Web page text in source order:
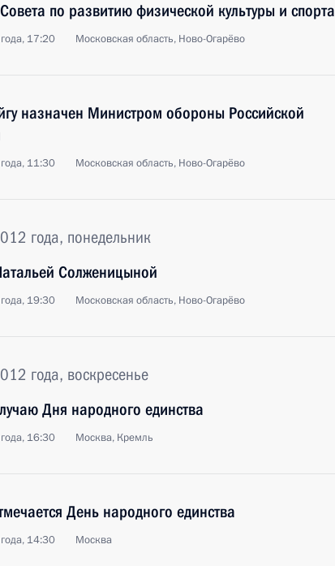
по развитию физической культуры и спорта
17:20 Московская область, Ново-Огарёво
назначен Министром обороны Российской
11:30 Московская область, Ново-Огарёво
года, понедельник
Солженицыной
19:30 Московская область, Ново-Огарёво
года, воскресенье
Дня народного единства
16:30 Москва, Кремль
День народного единства
14:30 Москва